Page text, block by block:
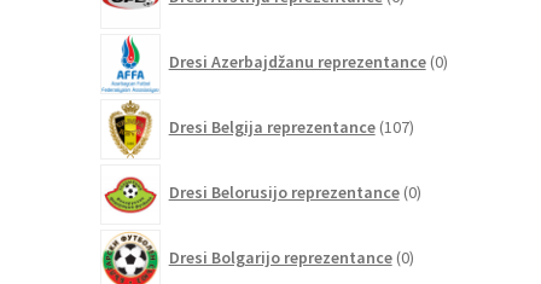
izdelkov
Dresi Azerbajdžanu reprezentance 0izdelkov
Dresi Belgija reprezentance 107izdelkov
Dresi Belorusijo reprezentance 0izdelkov
Dresi Bolgarijo reprezentance 0izdelkov